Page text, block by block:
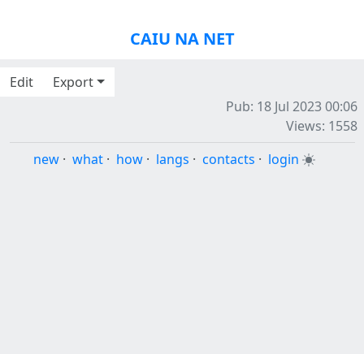
CAIU NA NET
Edit
Export
Pub: 18 Jul 2023 00:06
Views: 1558
new · what · how · langs · contacts · login